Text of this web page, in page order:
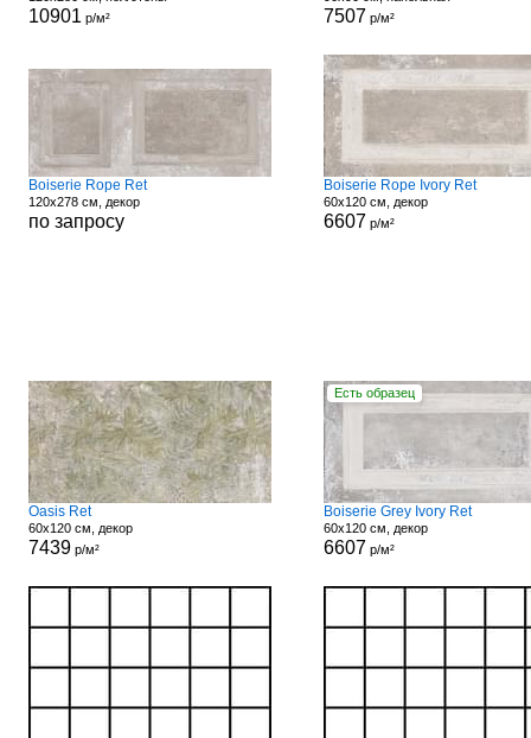
10901 р/м² 7507 р/м²
Boiserie Rope Ret
120x278 см, декор
по запросу
Boiserie Rope Ivory Ret
60x120 см, декор
6607 р/м²
Oasis Ret
60x120 см, декор
7439р/м²
Есть образец
Boiserie Grey Ivory Ret
60x120 см, декор
6607 р/м²